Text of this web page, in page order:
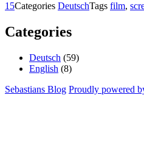
15Categories DeutschTags film,
Categories
Deutsch (59)
English (8)
Sebastians Blog Proudly powered